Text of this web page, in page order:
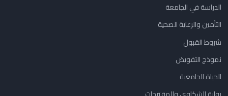
الدراسة في الجامعة
التأمين والرعاية الصحية
شروط القبول
نموذج التفويض
الحياة الجامعية